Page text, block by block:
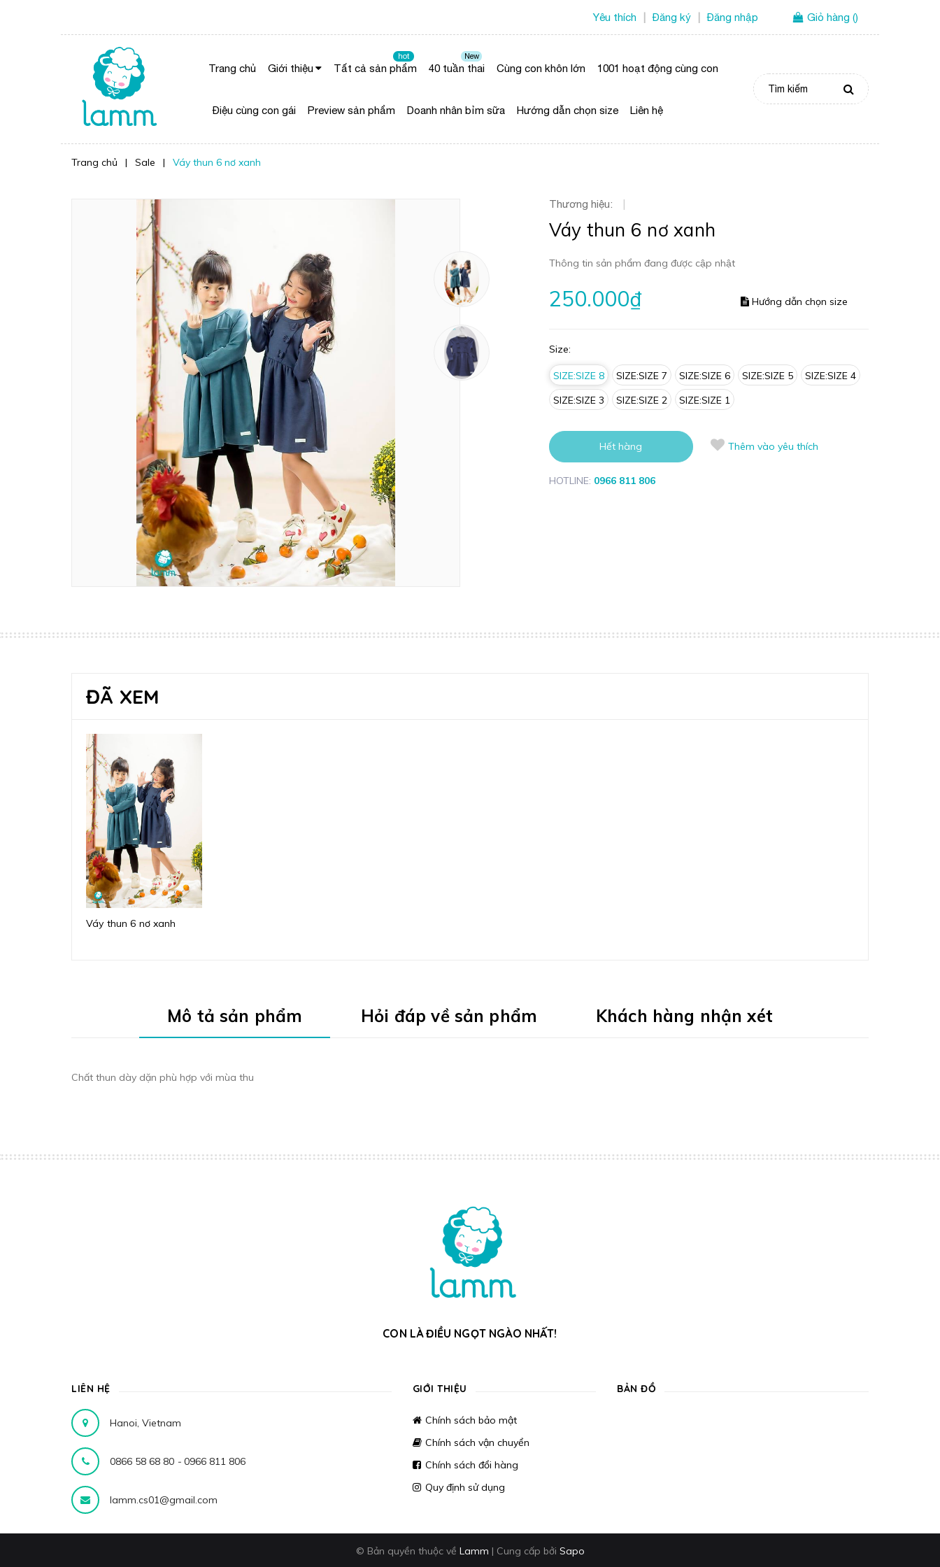
Yêu thích Đăng ký Đăng nhập Giỏ hàng ()
Trang chủ Giới thiệu Tất cả sản phẩm
hot
40 tuần thai
New
Cùng con khôn lớn 1001 hoạt động cùng con
Điệu cùng con gái Preview sản phẩm Doanh nhân bỉm sữa Hướng dẫn chọn size Liên hệ
Trang chủ | Sale | Váy thun 6 nơ xanh
Thương hiệu:
Váy thun 6 nơ xanh
Thông tin sản phẩm đang được cập nhật
250.000₫ Hướng dẫn chọn size
Size:
SIZE:SIZE 8 SIZE:SIZE 7 SIZE:SIZE 6 SIZE:SIZE 5
SIZE:SIZE 4
SIZE:SIZE 3
SIZE:SIZE 2 SIZE:SIZE 1
Hết hàng Thêm vào yêu thích
HOTLINE: 0966 811 806
ĐÃ XEM
Váy thun 6 nơ xanh
Mô tả sản phẩm Hỏi đáp về sản phẩm Khách hàng nhận xét
Chất thun dày dặn phù hợp với mùa thu
CON LÀ ĐIỀU NGỌT NGÀO NHẤT!
LIÊN HỆ
Hanoi, Vietnam
0866 58 68 80 - 0966 811 806
lamm.cs01@gmail.com
GIỚI THIỆU
Chính sách bảo mật
Chính sách vận chuyển
Chính sách đổi hàng
Quy định sử dụng
BẢN ĐỒ
© Bản quyền thuộc về Lamm | Cung cấp bởi Sapo